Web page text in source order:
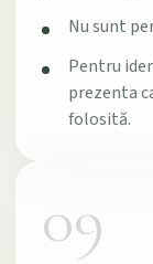
Nu sunt
Pentru
prezenta
folosită.
09